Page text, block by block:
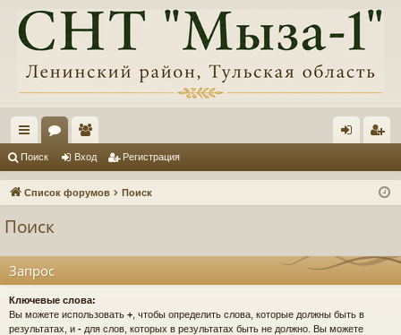
с
ы ум
ол
ьз д ис
ия
Поиск Вход Регистрация
Список форумов Поиск
Поиск
Запрос
Ключевые слова:
Вы можете использовать + , чтобы определить слова, которые должны быть в
результатах, и - для слов, которых в результатах быть не должно. Вы можете